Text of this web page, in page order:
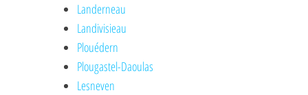
Landerneau
Landivisieau
Plouédern
Plougastel-Daoulas
Lesneven